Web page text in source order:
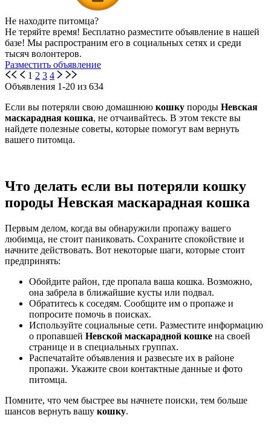
Не находите питомца?
Не теряйте время! Бесплатно разместите объявление в нашей
базе! Мы распространим его в социальных сетях и среди
тысяч волонтеров.
Разместить объявление
1 2 3 4
Объявления 1-20 из 634
Если вы потеряли свою домашнюю кошку породы Невская
маскарадная кошка, не отчаивайтесь. В этом тексте вы
найдете полезные советы, которые помогут вам вернуть
вашего питомца.
Что делать если вы потеряли кошку
породы Невская маскарадная кошка
Первым делом, когда вы обнаружили пропажу вашего
любимца, не стоит паниковать. Сохраните спокойствие и
начните действовать. Вот некоторые шаги, которые стоит
предпринять:
Обойдите район, где пропала ваша кошка. Возможно,
она забрела в ближайшие кусты или подвал.
Обратитесь к соседям. Сообщите им о пропаже и
попросите помочь в поисках.
Используйте социальные сети. Разместите информацию
о пропавшей Невской маскарадной кошке на своей
странице и в специальных группах.
Распечатайте объявления и развесьте их в районе
пропажи. Укажите свои контактные данные и фото
питомца.
Помните, что чем быстрее вы начнете поиски, тем больше
шансов вернуть вашу кошку.